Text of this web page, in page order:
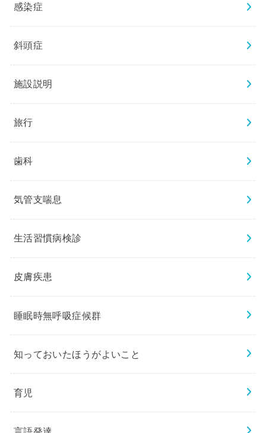
感染症
斜頭症
施設説明
旅行
歯科
気管支喘息
生活習慣病検診
皮膚疾患
睡眠時無呼吸症候群
知っておいたほうがよいこと
育児
言語発達